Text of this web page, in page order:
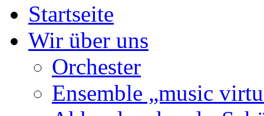
Startseite
Wir über uns
Orchester
Ensemble „music